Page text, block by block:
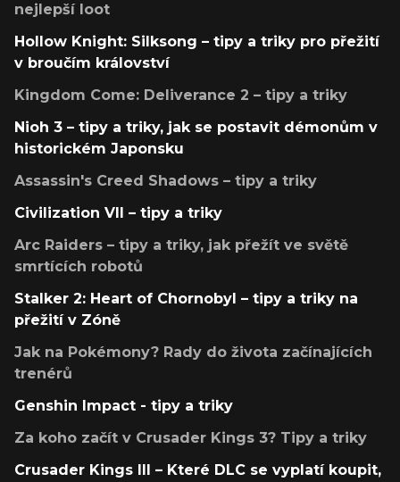
nejlepší loot
Hollow Knight: Silksong – tipy a triky pro přežití
v broučím království
Kingdom Come: Deliverance 2 – tipy a triky
Nioh 3 – tipy a triky, jak se postavit démonům v
historickém Japonsku
Assassin's Creed Shadows – tipy a triky
Civilization VII – tipy a triky
Arc Raiders – tipy a triky, jak přežít ve světě
smrtících robotů
Stalker 2: Heart of Chornobyl – tipy a triky na
přežití v Zóně
Jak na Pokémony? Rady do života začínajících
trenérů
Genshin Impact - tipy a triky
Za koho začít v Crusader Kings 3? Tipy a triky
Crusader Kings III – Které DLC se vyplatí koupit,